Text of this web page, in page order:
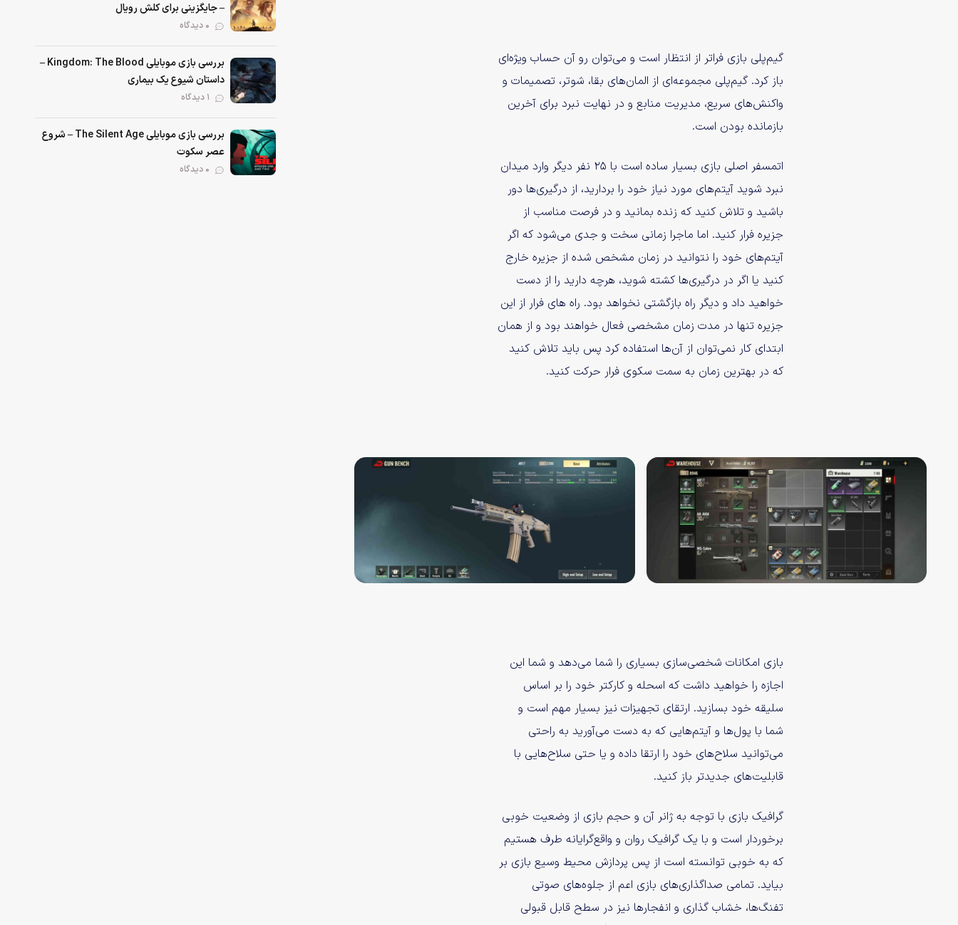
– جایگزینی برای کلش رویال
بررسی بازی موبایلی Kingdom: The Blood –
داستان شیوع یک بیماری
بررسی بازی موبایلی The Silent Age – شروع
عصر سکوت
گیم‌پلی بازی فراتر از انتظار است و می‌توان رو آن حساب ویژه‌ای
باز کرد. گیم‌پلی مجموعه‌ای از المان‌های بقا، شوتر، تصمیمات و
واکنش‌های سریع، مدیریت منابع و در نهایت نبرد برای آخرین
بازمانده بودن است.
اتمسفر اصلی بازی بسیار ساده است با ۲۵ نفر دیگر وارد میدان
نبرد شوید آیتم‌های مورد نیاز خود را بردارید، از درگیری‌ها دور
باشید و تلاش کنید که زنده بمانید و در فرصت مناسب از
جزیره فرار کنید. اما ماجرا زمانی سخت و جدی می‌شود که اگر
آیتم‌های خود را نتوانید در زمان مشخص شده از جزیره خارج
کنید یا اگر در درگیری‌ها کشته شوید، هرچه دارید را از دست
خواهید داد و دیگر راه بازگشتی نخواهد بود. راه های فرار از این
جزیره تنها در مدت زمان مشخصی فعال خواهند بود و از همان
ابتدای کار نمی‌توان از آن‌ها استفاده کرد پس باید تلاش کنید
که در بهترین زمان به سمت سکوی فرار حرکت کنید.
بازی امکانات شخصی‌سازی بسیاری را شما می‌دهد و شما این
اجازه را خواهید داشت که اسحله و کارکتر خود را بر اساس
سلیقه خود بسازید. ارتقای تجهیزات نیز بسیار مهم است و
شما با پول‌ها و آیتم‌هایی که به دست می‌آورید به راحتی
می‌توانید سلاح‌های خود را ارتقا داده و یا حتی سلاح‌هایی با
قابلیت‌های جدیدتر باز کنید.
گرافیک بازی با توجه به ژانر آن و حجم بازی از وضعیت خوبی
برخوردار است و با یک گرافیک روان و واقع‌گرایانه طرف هستیم
که به خوبی توانسته است از پس پردازش محیط وسیع بازی بر
بیاید. تمامی صداگذاری‌های بازی اعم از جلوه‌های صوتی
تفنگ‌ها، خشاب گذاری و انفجار‌ها نیز در سطح قابل قبولی